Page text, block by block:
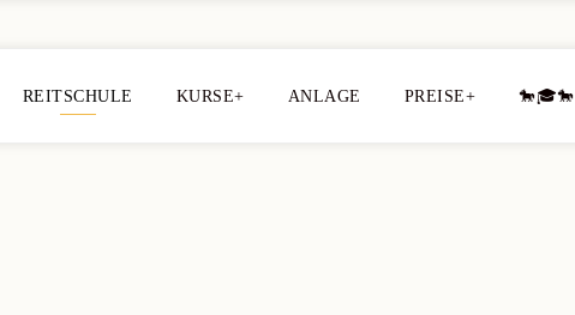
REITSCHULE KURSE+ ANLAGE PREISE+ 🐎🎓🐎